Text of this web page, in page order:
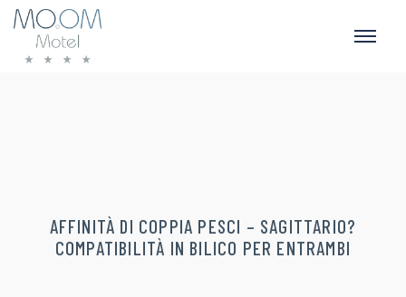
AFFINITÀ DI COPPIA PESCI – SAGITTARIO?
COMPATIBILITÀ IN BILICO PER ENTRAMBI